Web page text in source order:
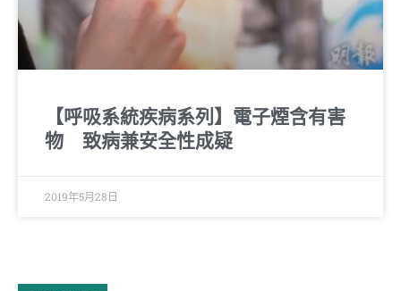
【呼吸系統疾病系列】電子煙含有害
物 致病兼安全性成疑
2019年5月28日